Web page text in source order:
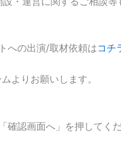
への出演/取材依頼はコチ
よりお願いします。
確認画面へ」を押してくだ